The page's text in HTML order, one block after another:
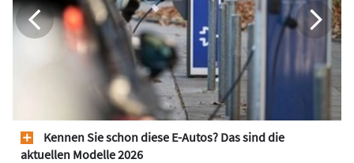
Kennen Sie schon diese E-Autos? Das sind die
aktuellen Modelle 2026